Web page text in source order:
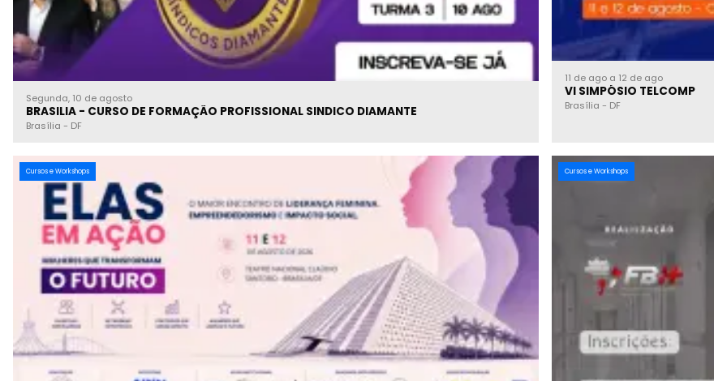
Segunda, 10 de agosto
BRASILIA - CURSO DE FORMAÇÃO PROFISSIONAL SINDICO DIAMANTE
Brasília - DF
11 de ago a 12 de ago
VI SIMPÓSIO TELCOMP
Brasília - DF
Cursos e Workshops Cursos e Workshops